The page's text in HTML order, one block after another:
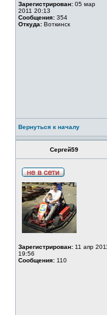
Зарегистрирован: 05 мар
2011 20:13
Сообщения: 354
Откуда: Воткинск
Вернуться к началу
Сергей59
Зарегистрирован: 11 апр
19:56
Сообщения: 110